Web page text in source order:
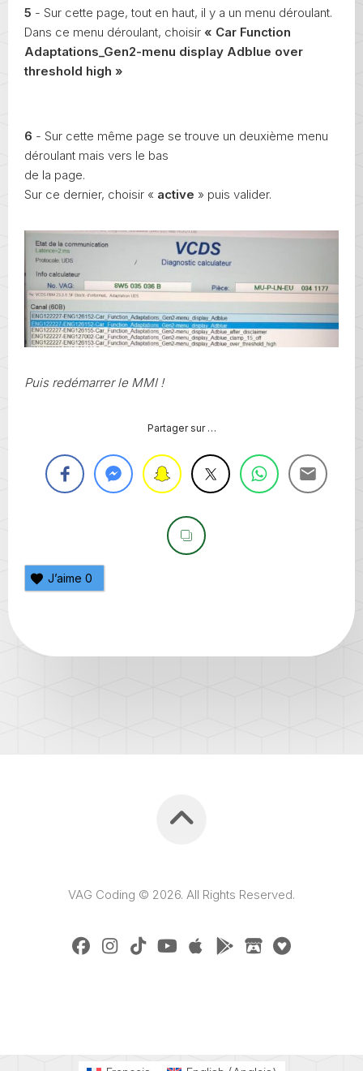
5 - Sur cette page, tout en haut, il y a un menu déroulant.
Dans ce menu déroulant, choisir « Car Function
Adaptations_Gen2-menu display Adblue over
threshold high »
6 - Sur cette même page se trouve un deuxième menu
déroulant mais vers le bas
de la page.
Sur ce dernier, choisir « active » puis valider.
Puis redémarrer le MMI !
Partager sur …
J’aime 0
VAG Coding © 2026. All Rights Reserved.